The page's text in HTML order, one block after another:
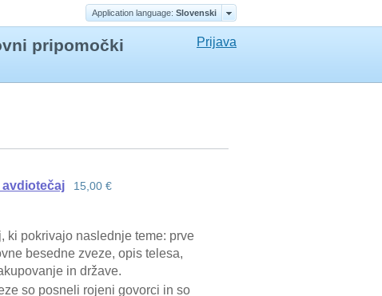
Application language: Slovenski
pripomočki Prijava
avdiotečaj 15,00 €
ki pokrivajo naslednje teme: prve
besedne zveze, opis telesa,
in države.
so posneli rojeni govorci in so